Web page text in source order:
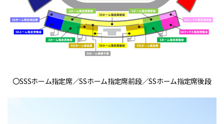
〇SSSホーム指定席／SSホーム指定席前段／SSホーム指定席後段